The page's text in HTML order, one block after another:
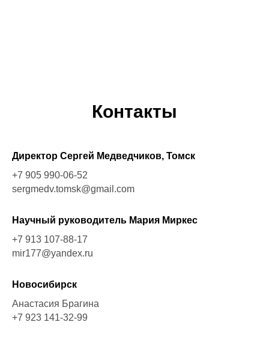
Контакты
Директор Сергей Медведчиков, Томск
+7 905 990-06-52
sergmedv.tomsk@gmail.com
Научный руководитель Мария Миркес
+7 913 107-88-17
mir177@yandex.ru
Новосибирск
Анастасия Брагина
+7 923 141-32-99